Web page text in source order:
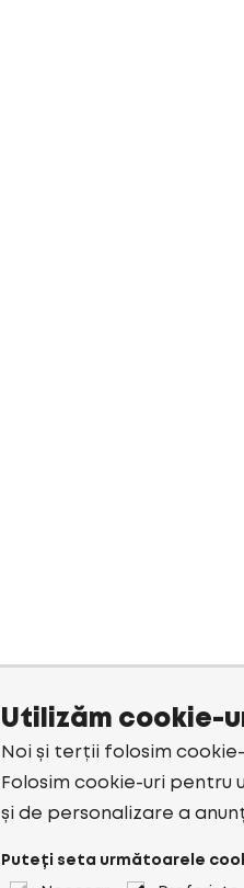
Utilizăm cookie-
Noi și terții folosim
Folosim cookie-uri pentru
și de personalizare a
Puteți seta următoarele